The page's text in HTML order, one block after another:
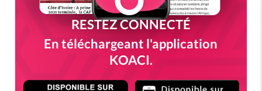
RESTEZ CONNECTÉ
En téléchargeant l'application
KOACI.